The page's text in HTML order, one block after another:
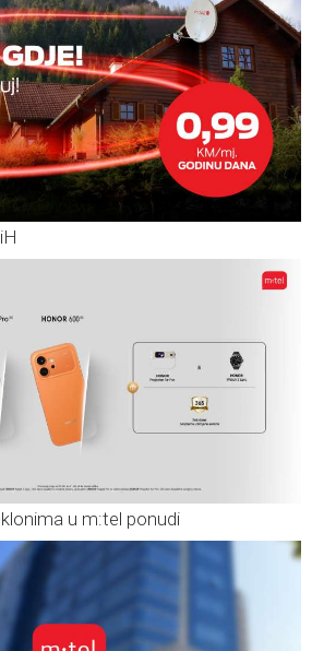
u m:tel ponudi